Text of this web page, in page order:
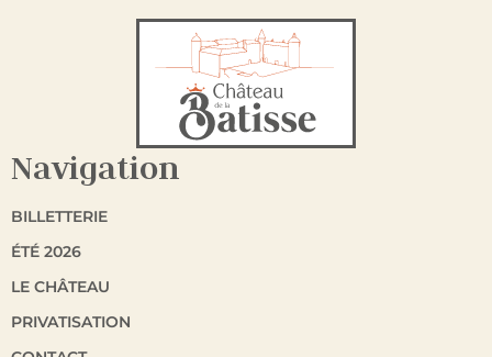
Navigation
BILLETTERIE
ÉTÉ 2026
LE CHÂTEAU
PRIVATISATION